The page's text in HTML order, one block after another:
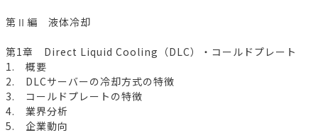
第Ⅱ編 液体冷却
第1章 Direct Liquid Cooling（DLC）・コールドプレート
1. 概要
2. DLCサーバーの冷却方式の特徴
3. コールドプレートの特徴
4. 業界分析
5. 企業動向